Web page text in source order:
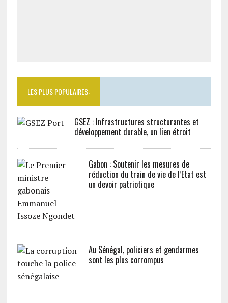
LES PLUS POPULAIRES:
GSEZ : Infrastructures structurantes et
développement durable, un lien étroit
Gabon : Soutenir les mesures de
réduction du train de vie de l’Etat est
un devoir patriotique
Au Sénégal, policiers et gendarmes
sont les plus corrompus